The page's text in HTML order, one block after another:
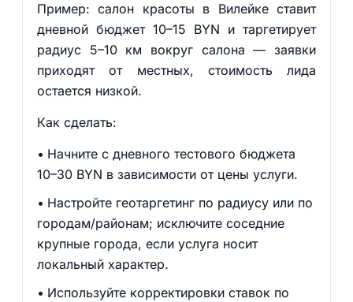
Пример: салон красоты в Вилейке ставит
дневной бюджет 10–15 BYN и таргетирует
радиус 5–10 км вокруг салона — заявки
приходят от местных, стоимость лида
остается низкой.
Как сделать:
Начните с дневного тестового бюджета
10–30 BYN в зависимости от цены услуги.
Настройте геотаргетинг по радиусу или по
городам/районам; исключите соседние
крупные города, если услуга носит
локальный характер.
Используйте корректировки ставок по